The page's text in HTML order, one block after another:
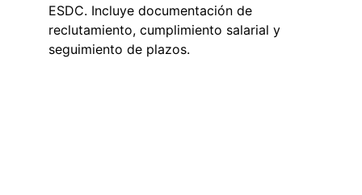
ESDC. Incluye documentación de
reclutamiento, cumplimiento salarial y
seguimiento de plazos.